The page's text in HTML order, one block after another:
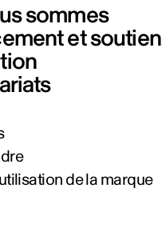
sommes
et soutien
de la marque